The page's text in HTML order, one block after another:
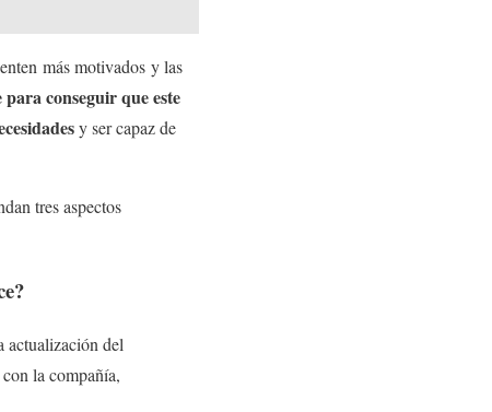
más motivados y las
para conseguir que este
y ser capaz de
tres aspectos
actualización del
la compañía,